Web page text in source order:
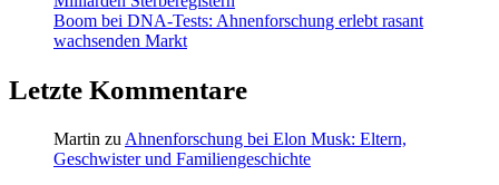
Boom bei DNA-Tests: Ahnenforschung erlebt rasant
wachsenden Markt
Letzte Kommentare
Martin zu Ahnenforschung bei Elon Musk: Eltern,
Geschwister und Familiengeschichte